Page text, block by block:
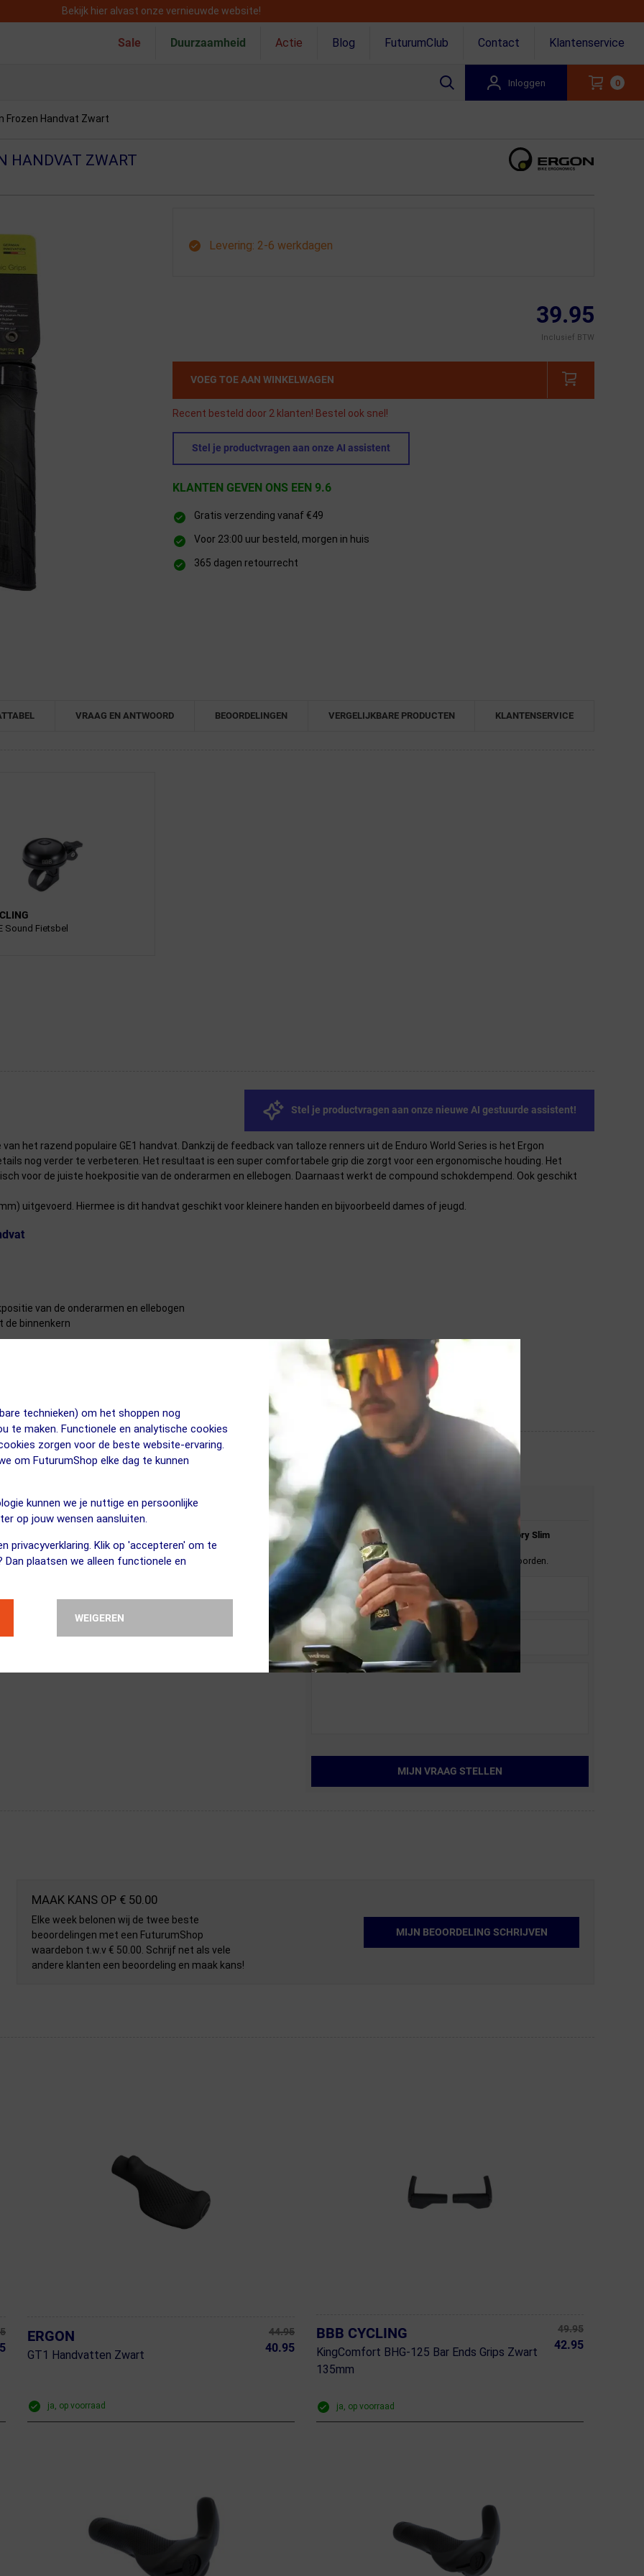
technieken) om het shoppen nog
te maken. Functionele en analytische cookies
zorgen voor de beste website-ervaring.
om FuturumShop elke dag te kunnen
kunnen we je nuttige en persoonlijke
op jouw wensen aansluiten.
privacyverklaring. Klik op 'accepteren' om te
Dan plaatsen we alleen functionele en
WEIGEREN
Bekijk hier alvast onze vernieuwde website!
Sale Duurzaamheid Actie Blog FuturumClub Contact Klantenservice
Inloggen 0
Frozen Handvat Zwart
HANDVAT ZWART
Levering: 2-6 werkdagen
39.95
Inclusief BTW
VOEG TOE AAN WINKELWAGEN
Recent besteld door 2 klanten! Bestel ook snel!
Stel je productvragen aan onze AI assistent
KLANTEN GEVEN ONS EEN 9.6
Gratis verzending vanaf €49
Voor 23:00 uur besteld, morgen in huis
365 dagen retourrecht
VRAAG EN ANTWOORD BEOORDELINGEN VERGELIJKBARE PRODUCTEN KLANTENSERVICE
Sound Fietsbel
Stel je productvragen aan onze nieuwe AI gestuurde assistent!
het razend populaire GE1 handvat. Dankzij de feedback van talloze renners uit de Enduro World Series is het Ergon
nog verder te verbeteren. Het resultaat is een super comfortabele grip die zorgt voor een ergonomische houding. Het
voor de juiste hoekpositie van de onderarmen en ellebogen. Daarnaast werkt de compound schokdempend. Ook geschikt
uitgevoerd. Hiermee is dit handvat geschikt voor kleinere handen en bijvoorbeeld dames of jeugd.
van de onderarmen en ellebogen
de binnenkern
een variablele
Zo kun je kiezen wat het beste bij je
Stel je vraag over de
GE1 Evo Factory Slim
En wij zullen je zo spoedig mogelijk antwoorden.
MIJN VRAAG STELLEN
MAAK KANS OP € 50.00
Elke week belonen wij de twee beste
beoordelingen met een FuturumShop
waardebon t.w.v € 50.00. Schrijf net als vele
andere klanten een beoordeling en maak kans!
MIJN BEOORDELING SCHRIJVEN
ERGON
GT1 Handvatten Zwart
44.95
40.95
ja, op voorraad
BBB CYCLING
KingComfort BHG-125 Bar Ends Grips Zwart
135mm
49.95
42.95
ja, op voorraad